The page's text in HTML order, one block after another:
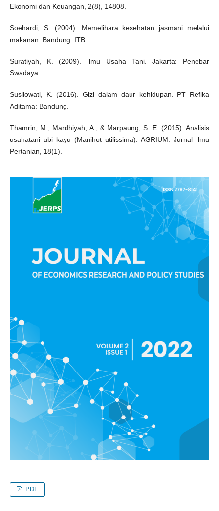
Ekonomi dan Keuangan, 2(8), 14808.
Soehardi, S. (2004). Memelihara kesehatan jasmani melalui
makanan. Bandung: ITB.
Suratiyah, K. (2009). Ilmu Usaha Tani. Jakarta: Penebar
Swadaya.
Susilowati, K. (2016). Gizi dalam daur kehidupan. PT Refika
Aditama: Bandung.
Thamrin, M., Mardhiyah, A., & Marpaung, S. E. (2015). Analisis
usahatani ubi kayu (Manihot utilissima). AGRIUM: Jurnal Ilmu
Pertanian, 18(1).
PDF